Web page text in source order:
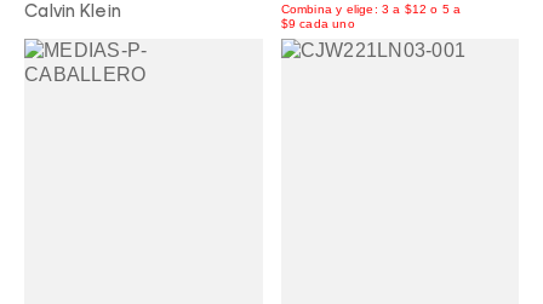
Calvin Klein